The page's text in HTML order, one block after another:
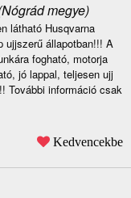
megye)
látható Husqvarna
ujjszerű állapotban!!! A
fogható, motorja
jó lappal, teljesen ujj
További információ csak
Kedvencekbe